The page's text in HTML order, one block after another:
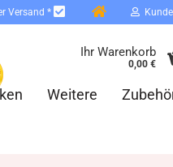
Versand *
Ihr Warenkorb
0,00 €
Weitere